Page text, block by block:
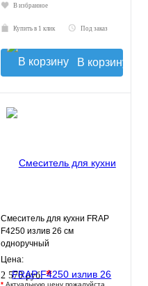
В избранное
Купить в 1 клик Под заказ
В корзину
Смеситель для кухни FRAP
F4250 излив 26 см
одноручный
Цена:
2 570 руб.*
* Актуальную цену пожалуйста